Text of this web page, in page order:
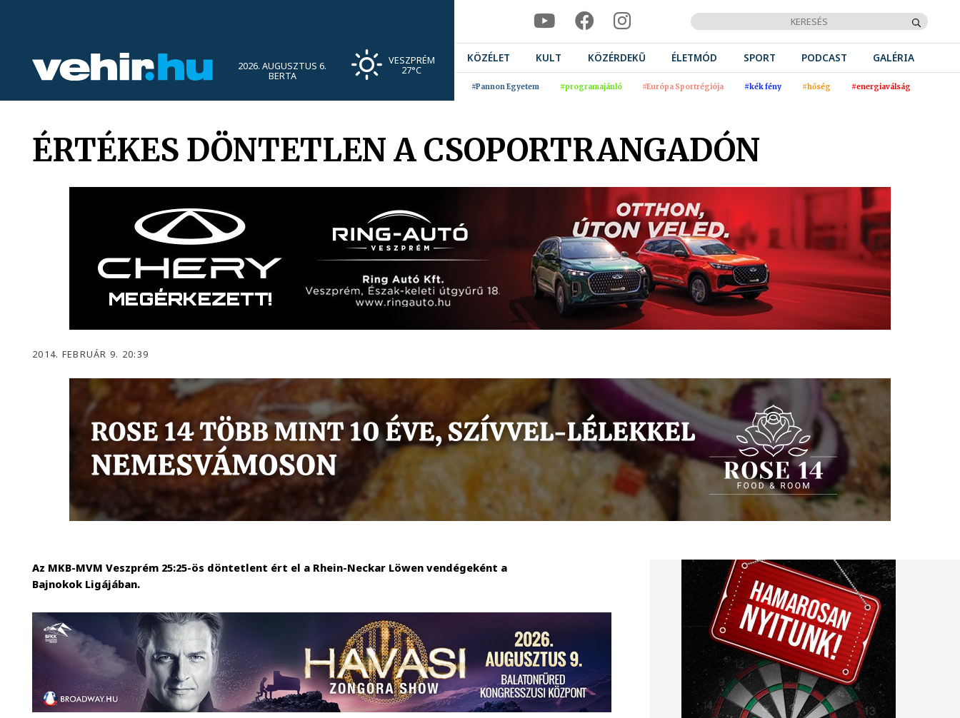
2026. AUGUSZTUS 6.
BERTA
VESZPRÉM
27°C
KÖZÉLET KULT KÖZÉRDEKŰ ÉLETMÓD SPORT PODCAST GALÉRIA
#Pannon Egyetem #programajánló #Európa Sportrégiója #kék fény #hőség #energiaválság
ÉRTÉKES DÖNTETLEN A CSOPORTRANGADÓN
2014. FEBRUÁR 9. 20:39
Az MKB-MVM Veszprém 25:25-ös döntetlent ért el a Rhein-Neckar Löwen vendégeként a
Bajnokok Ligájában.